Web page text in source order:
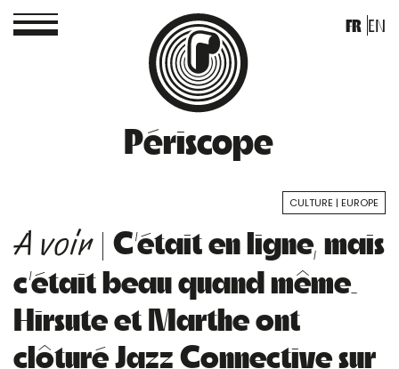
Périscope
FR EN
CULTURE EUROPE
A voir | C’était en ligne, mais
c’était beau quand même.
Hirsute et Marthe ont
clôturé Jazz Connective sur